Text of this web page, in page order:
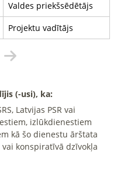
Valdes priekšsēdētājs
Projektu vadītājs
(-usi), ka:
Latvijas PSR vai
izlūkdienestiem
kā šo dienestu ārštata
konspiratīvā dzīvokļa